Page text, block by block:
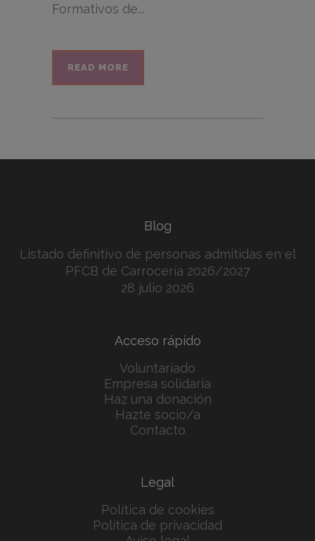
Formativos de...
READ MORE
Blog
Listado definitivo de personas admitidas en el
PFCB de Carrocería 2026/2027
28 julio 2026
Acceso rápido
Voluntariado
Empresa solidaria
Haz una donación
Hazte socio/a
Contacto
Legal
Política de cookies
Política de privacidad